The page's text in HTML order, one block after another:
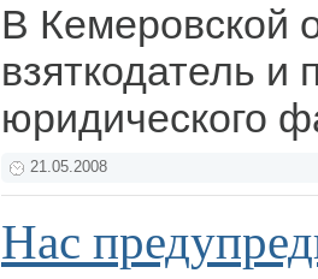
В Кемеровской
взяткодатель и
юридического
21.05.2008
Нас